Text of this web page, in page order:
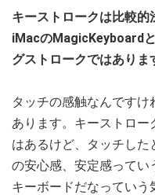
キーストロークは比較
iMacのMagicKeyboard
グストロークではありま
タッチの感触なんです
あります。キーストロ
はあるけど、タッチし
の安心感、安定感ってい
キーボードだなってい